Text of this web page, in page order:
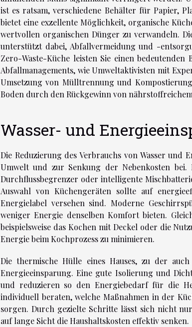
ist es ratsam, verschiedene Behälter für Papier,
bietet eine exzellente Möglichkeit, organische
wertvollen organischen Dünger zu verwandeln.
unterstützt dabei, Abfallvermeidung und -
Zero-Waste-Küche leisten Sie einen
Abfallmanagements, wie Umweltaktivisten mit
Umsetzung von Mülltrennung und
Boden durch den Rückgewinn von
Wasser- und
Die Reduzierung des Verbrauchs von Wasser
Umwelt und zur Senkung der Nebenkosten bei.
Durchflussbegrenzer oder intelligente
Auswahl von Küchengeräten sollte auf
Energielabel versehen sind. Moderne
weniger Energie denselben Komfort bieten.
beispielsweise das Kochen mit Deckel oder die
Energie beim Kochprozess zu minimieren.
Die thermische Hülle eines Hauses, zu der
Energieeinsparung. Eine gute Isolierung und
und reduzieren so den Energiebedarf für die
individuell beraten, welche Maßnahmen in der
sorgen. Durch gezielte Schritte lässt sich nicht
auf lange Sicht die Haushaltskosten effektiv senken.